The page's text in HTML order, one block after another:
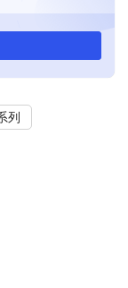
列